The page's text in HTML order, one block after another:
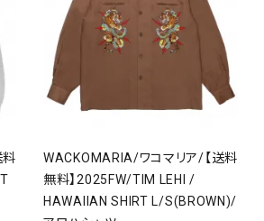
料
WACKOMARIA/ワコマリア/【送料
無料】2025FW/TIM LEHI /
HAWAIIAN SHIRT L/S(BROWN)/